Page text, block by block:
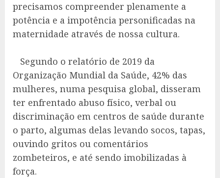
precisamos compreender plenamente a
potência e a impotência personificadas na
maternidade através de nossa cultura.
Segundo o relatório de 2019 da
Organização Mundial da Saúde, 42% das
mulheres, numa pesquisa global, disseram
ter enfrentado abuso físico, verbal ou
discriminação em centros de saúde durante
o parto, algumas delas levando socos, tapas,
ouvindo gritos ou comentários
zombeteiros, e até sendo imobilizadas à
força.